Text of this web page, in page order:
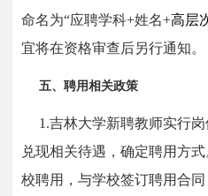
命名为“应聘学科+姓名+高层
宜将在资格审查后另行通知。
五、聘用相关政策
1.吉林大学新聘教师实行
兑现相关待遇，确定聘用方
校聘用，与学校签订聘用合